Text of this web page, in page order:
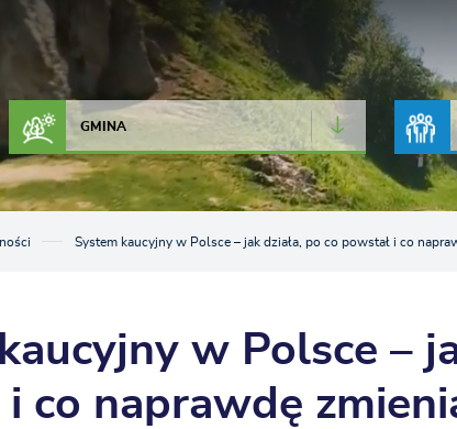
JAKOŚĆ
GMINA
System kaucyjny w Polsce – jak działa, po co powstał i co
w Polsce –
i co naprawdę